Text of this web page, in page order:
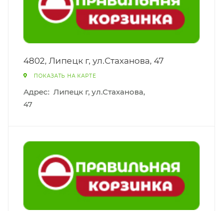
4802, Липецк г, ул.Стаханова, 47
ПОКАЗАТЬ НА КАРТЕ
Адрес: Липецк г, ул.Стаханова,
47